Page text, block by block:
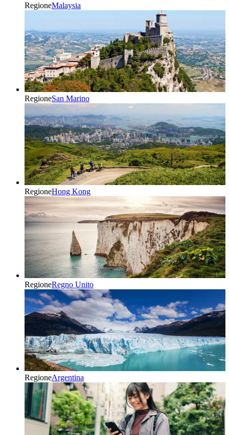
RegioneMalaysia
RegioneSan Marino
RegioneHong Kong
RegioneRegno Unito
RegioneArgentina